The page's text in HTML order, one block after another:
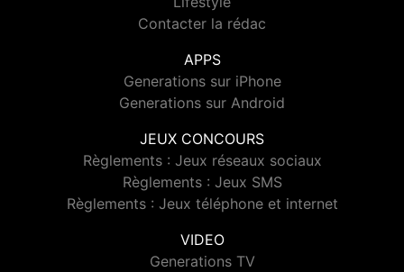
Contacter la rédac
APPS
Generations sur iPhone
Generations sur Android
JEUX CONCOURS
Règlements : Jeux réseaux sociaux
Règlements : Jeux SMS
Règlements : Jeux téléphone et internet
VIDEO
Generations TV